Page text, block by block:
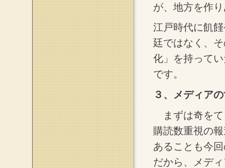
が、地方を作
江戸時代に飢
廷ではなく、
化」を持って
です。
３、メディア
まずは奇をて
購読数重視の
あることも今
だから、メデ